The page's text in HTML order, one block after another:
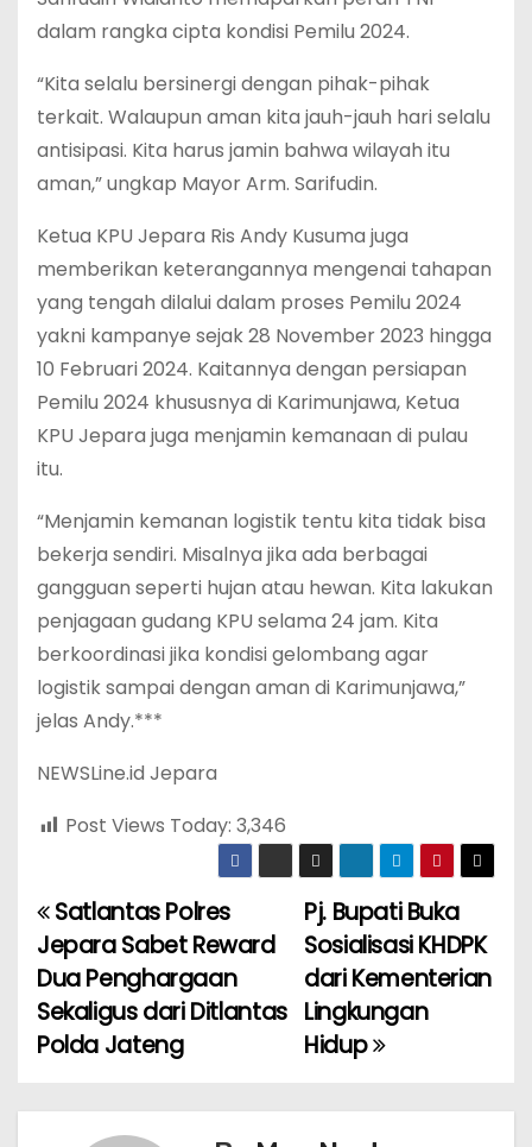
dalam rangka cipta kondisi Pemilu 2024.
“Kita selalu bersinergi dengan pihak-pihak
terkait. Walaupun aman kita jauh-jauh hari selalu
antisipasi. Kita harus jamin bahwa wilayah itu
aman,” ungkap Mayor Arm. Sarifudin.
Ketua KPU Jepara Ris Andy Kusuma juga
memberikan keterangannya mengenai tahapan
yang tengah dilalui dalam proses Pemilu 2024
yakni kampanye sejak 28 November 2023 hingga
10 Februari 2024. Kaitannya dengan persiapan
Pemilu 2024 khususnya di Karimunjawa, Ketua
KPU Jepara juga menjamin kemanaan di pulau
itu.
“Menjamin kemanan logistik tentu kita tidak bisa
bekerja sendiri. Misalnya jika ada berbagai
gangguan seperti hujan atau hewan. Kita lakukan
penjagaan gudang KPU selama 24 jam. Kita
berkoordinasi jika kondisi gelombang agar
logistik sampai dengan aman di Karimunjawa,”
jelas Andy.***
NEWSLine.id Jepara
Post Views Today: 3,346
P
o
s
n
Pj. Bupati Buka
Sosialisasi KHDPK
dari Kementerian
Lingkungan
Hidup
Satlantas Polres
Jepara Sabet Reward
Dua Penghargaan
Sekaligus dari Ditlantas
Polda Jateng